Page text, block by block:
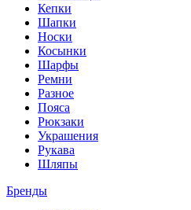
Кепки
Шапки
Носки
Косынки
Шарфы
Ремни
Разное
Пояса
Рюкзаки
Украшения
Рукава
Шляпы
Бренды